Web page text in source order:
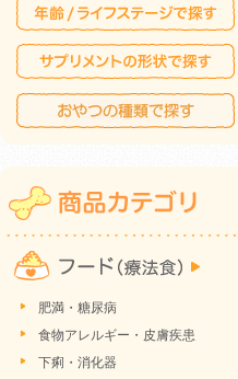
肥満・糖尿病
食物アレルギー・皮膚疾患
下痢・消化器